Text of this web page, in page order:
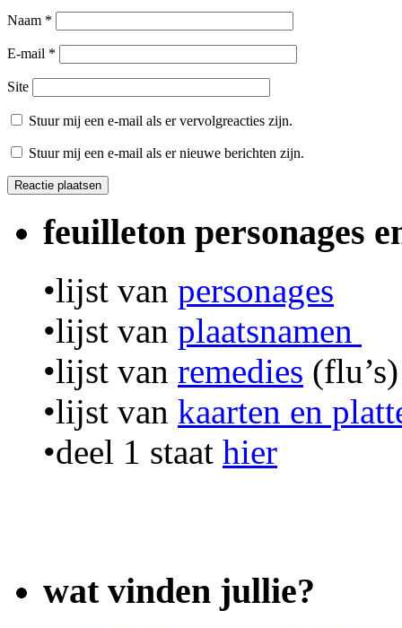
Naam *
E-mail *
Site
Stuur mij een e-mail als er vervolgreacties zijn.
Stuur mij een e-mail als er nieuwe berichten zijn.
feuilleton personages
•lijst van personages
•lijst van plaatsnamen
•lijst van remedies (flu’s)
•lijst van kaarten en
•deel 1 staat hier
wat vinden jullie?